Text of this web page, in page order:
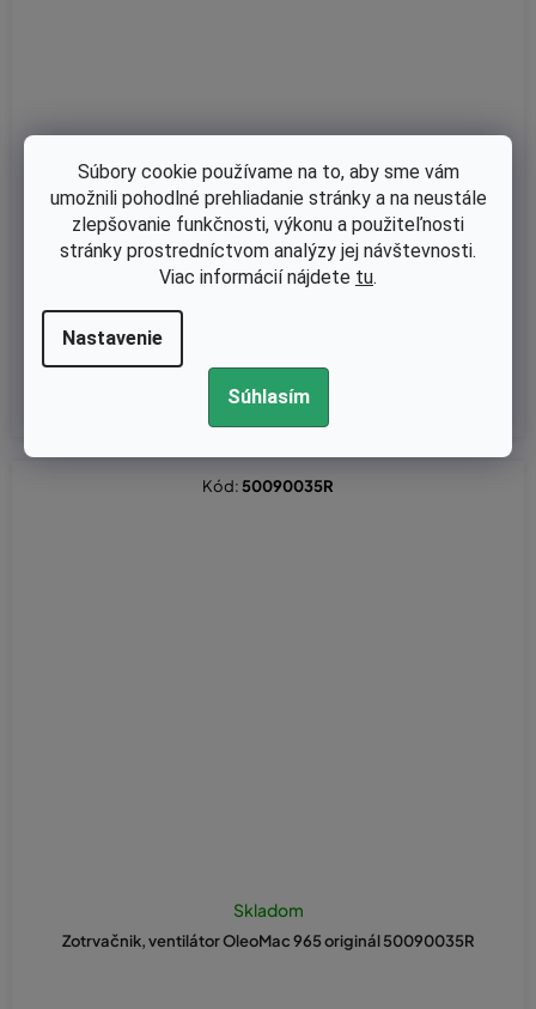
Súbory cookie používame na to, aby sme vám
umožnili pohodlné prehliadanie stránky a na neustále
zlepšovanie funkčnosti, výkonu a použiteľnosti
stránky prostredníctvom analýzy jej návštevnosti.
Viac informácií nájdete tu.
Nastavenie
Súhlasím
Karburátor OleoMac 956, 962, 965 nahrádza originál
Skladom
€33,21 bez DPH
€40,85
Zotrvačnik, ventilátor OleoMac 965 originál 50090035R
Skladom
Kód: 50090035R